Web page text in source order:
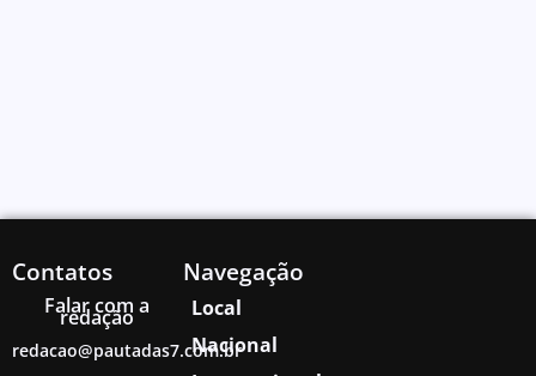
Contatos
Falar com a
redação
redacao@pautadas7.com.br
Navegação
Local
Nacional